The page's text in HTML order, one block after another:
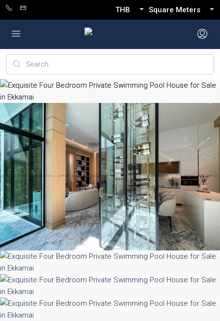
THB Square Meters